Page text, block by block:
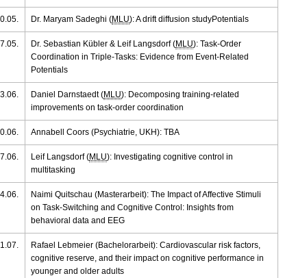
Dr. Maryam Sadeghi (MLU): A drift diffusion studyPotentials
Dr. Sebastian Kübler & Leif Langsdorf (MLU): Task-Order
Coordination in Triple-Tasks: Evidence from Event-Related
Potentials
Daniel Darnstaedt (MLU): Decomposing training-related
improvements on task-order coordination
Annabell Coors (Psychiatrie, UKH): TBA
Leif Langsdorf (MLU): Investigating cognitive control in
multitasking
Naimi Quitschau (Masterarbeit): The Impact of Affective Stimuli
on Task-Switching and Cognitive Control: Insights from
behavioral data and EEG
Rafael Lebmeier (Bachelorarbeit): Cardiovascular risk factors,
cognitive reserve, and their impact on cognitive performance in
younger and older adults